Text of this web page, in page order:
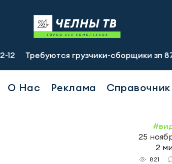
грузчики-сборщики зп 87 000
О Нас Реклама
25
2
821